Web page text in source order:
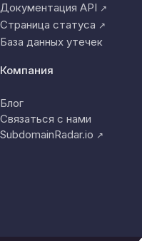
Документация API ↗
Страница статуса ↗
База данных утечек
Компания
Блог
Связаться с нами
SubdomainRadar.io ↗